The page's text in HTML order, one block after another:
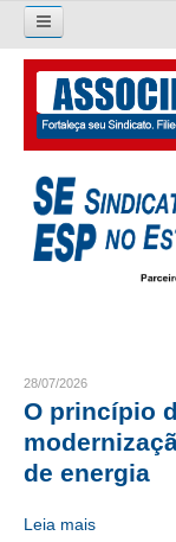
Pesquisar...
O SINDICATO
APRESENTAÇÃO
PALAVRA DO
LIVRO GESTÃO
SUBSEDES
GALERIA EX-
ORGANOGRAMA
28/07/2026
O princípio
de energia
Leia mais